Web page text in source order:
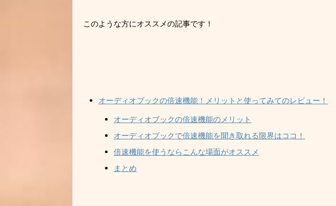
このような方にオススメの記事です！
オーディオブックの倍速機能！メリットと使ってみてのレビュー！
オーディオブックの倍速機能のメリット
オーディオブックで倍速機能を聞き取れる限界はココ！
倍速機能を使うならこんな場面がオススメ
まとめ